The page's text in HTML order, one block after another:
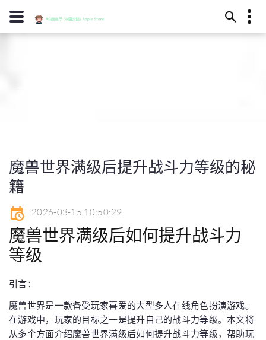
魔兽世界满级后提升战斗力等级的秘
籍
2026-03-15 10:50:29
魔兽世界满级后如何提升战斗力
等级
引言：
魔兽世界是一款备受玩家喜爱的大型多人在线角色扮演游戏。
在游戏中，玩家的目标之一是提升自己的战斗力等级。本文将
从多个方面介绍魔兽世界满级后如何提升战斗力等级，帮助玩